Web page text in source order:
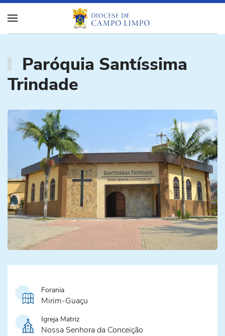
Paróquia Santíssima
Trindade
Forania
Mirim-Guaçu
Igreja Matriz
Nossa Senhora da Conceição